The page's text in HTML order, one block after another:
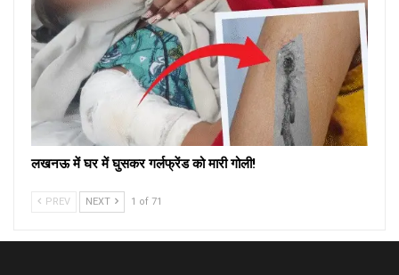
लखनऊ में घर में घुसकर गर्लफ्रेंड को मारी गोली!
PREV NEXT 1 of 71